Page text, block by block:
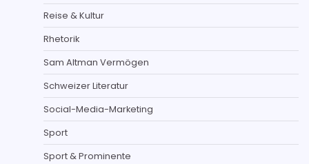
Reise & Kultur
Rhetorik
Sam Altman Vermögen
Schweizer Literatur
Social-Media-Marketing
Sport
Sport & Prominente